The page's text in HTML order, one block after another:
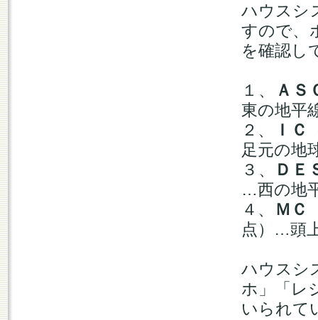
ハウスシ
すので、
を確認し
１、
ＡＳ
東の地平
２、
ＩＣ
足元の地
３、
ＤＥ
…西の地
４、
ＭＣ
点）…頭
ハウスシ
ホ」「レ
いられて